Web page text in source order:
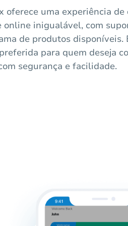
oferece uma experiência
online inigualável, com
de produtos disponíveis.
para quem deseja
segurança e facilidade.